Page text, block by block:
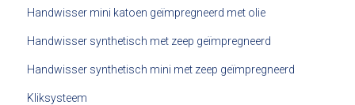
Handwisser mini katoen geïmpregneerd met olie
Handwisser synthetisch met zeep geïmpregneerd
Handwisser synthetisch mini met zeep geïmpregneerd
Kliksysteem